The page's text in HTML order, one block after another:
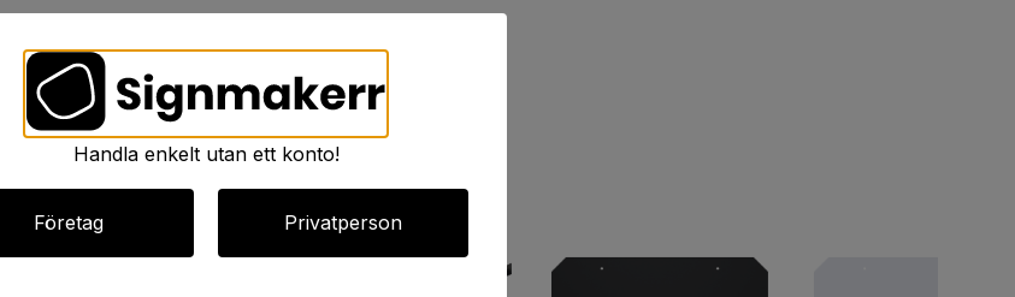
Handla enkelt utan ett konto!
Företag Privatperson